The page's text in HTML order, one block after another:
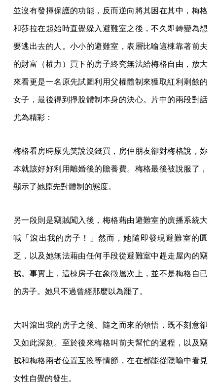
並沒有發揮保護的功能，反而逆向將其困在其中，梅格
和莎拉在起始時直覺躲入避難室之後，不久即轉變為想
要逃出去的人。小小的避難室，表層比喻這棟靠著前夫
的財富（權力）買下的房子終究無法給梅格自由，放大
來看更是一名原先試圖利用父權體制來獲取紅利剩餘的
女子，最後得到掙脫體制本身的決心。片中的兩段對話
尤為精彩：
梅格看房時原先笑說沒錢買，房仲朋友卻對梅格說，妳
本就該好好利用離婚後的贍養費。梅格最後被說服了，
顯示了她原先對體制的態度。
另一段則是竊賊闖入後，梅格藉由避難室的廣播系統大
喊「滾出我的房子！」然而，她隨即發現避難室的匱
乏，以及她無法藉由任何手段從避難室中趕走屋內的竊
賊。事實上，這棟房子在象徵層次上，並不是梅格自已
的房子。她只不過曾經那麼以為罷了。
大叫滾出我的房子之後、隨之而來的領悟，既不刻意卻
又如此深刻。至於後來梅格叫前夫幫忙的過程，以及竊
賊和梅格兩者位置互換等情節，在在都能從隱喻中看見
女性自覺的發生。